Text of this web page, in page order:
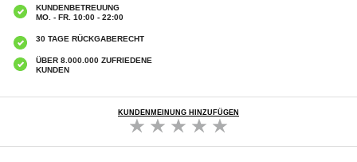
KUNDENBETREUUNG
MO. - FR. 10:00 - 22:00
30 TAGE RÜCKGABERECHT
ÜBER 8.000.000 ZUFRIEDENE
KUNDEN
KUNDENMEINUNG HINZUFÜGEN